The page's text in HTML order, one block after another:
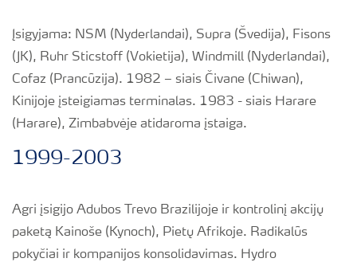
Įsigyjama: NSM (Nyderlandai), Supra (Švedija), Fisons
(JK), Ruhr Sticstoff (Vokietija), Windmill (Nyderlandai),
Cofaz (Prancūzija). 1982 – siais Čivane (Chiwan),
Kinijoje įsteigiamas terminalas. 1983 - siais Harare
(Harare), Zimbabvėje atidaroma įstaiga.
1999-2003
Agri įsigijo Adubos Trevo Brazilijoje ir kontrolinį akcijų
paketą Kainoše (Kynoch), Pietų Afrikoje. Radikalūs
pokyčiai ir kompanijos konsolidavimas. Hydro